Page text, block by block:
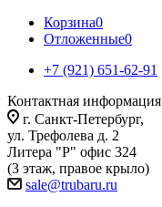
Корзина0
Отложенные0
+7 (921) 651-62-91
Контактная информация
г. Санкт-Петербург,
ул. Трефолева д. 2
Литера "Р" офис 324
(3 этаж, правое крыло)
sale@trubaru.ru